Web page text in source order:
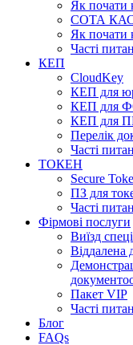
Як почати
СОТА
Як почати
Часті
КЕП
CloudKey
КЕП для
КЕП для
КЕП для
Перелік
Часті
ТОКЕН
Secure
ПЗ для
Часті
Фірмові послуги
Виїзд
Віддалена
Пакет VIP
Часті
Блог
FAQs